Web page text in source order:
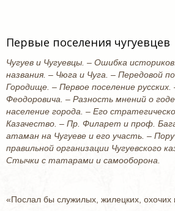
Первые поселения чугуевцев
Чугуев и Чугуевцы. – Ошибка
названия. – Чюга и Чуга. – Передовой
Городище. – Первое поселение
Феодоровича. – Разность мнений о
население города. – Его
Казачество. – Пр. Филарет и проф.
атаман на Чугуеве и его участь. –
правильной организации Чугуевского
Стычки с татарами и самооборона.
«Послал бы служилых, жилецких, охочих